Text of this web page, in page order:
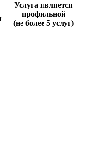
Услуга является
профильной
(не более 5 услуг)